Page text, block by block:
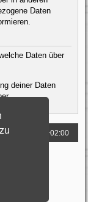
Daten
Daten über
deiner Daten
sind UTC+02:00